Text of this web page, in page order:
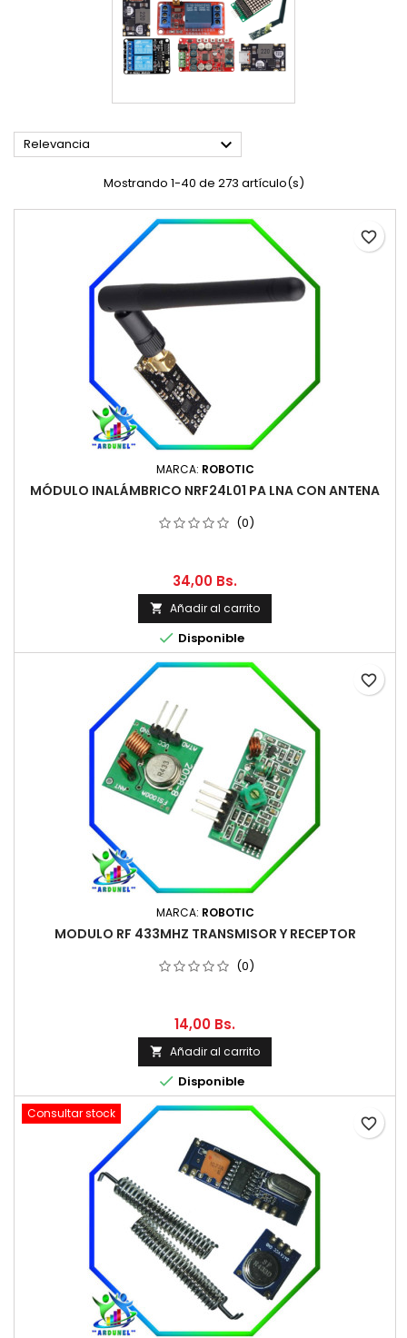
Relevancia 
Mostrando 1-40 de 273 artículo(s)
MARCA: ROBOTIC
MÓDULO INALÁMBRICO NRF24L01 PA LNA CON ANTENA
(0)
34,00 Bs.
 Añadir al carrito
 Disponible
favorite_border
MARCA: ROBOTIC
MODULO RF 433MHZ TRANSMISOR Y RECEPTOR
(0)
14,00 Bs.
 Añadir al carrito
 Disponible
favorite_border
Consultar stock
favorite_border